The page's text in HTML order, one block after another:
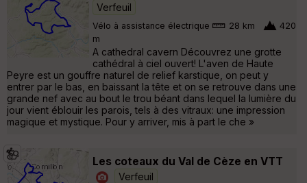
Verfeuil
Vélo à assistance électrique 28 km
420
m
A cathedral cavern Découvrez une grotte
cathédral à ciel ouvert! L'aven de Haute
Peyre est un gouffre naturel de relief karstique, on peut y
entrer par le bas, en baissant la tête et on se retrouve dans une
grande nef avec au bout le trou béant dans lequel la lumière du
jour vient éblouir les parois, tels à des vitraux: une impression
magique et mystique. Pour y arriver, mis à part le che »
Les coteaux du Val de Cèze en VTT
Verfeuil